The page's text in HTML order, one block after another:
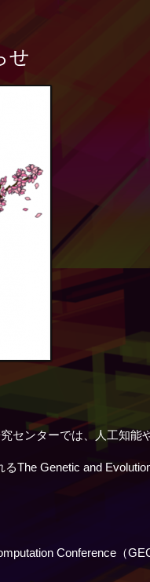
せ
センターでは、人工知
The Genetic and
Conference（